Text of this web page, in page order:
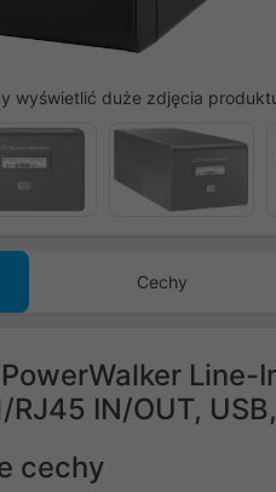
wyświetlić duże zdjęcia
Cechy
RJ45 IN/OUT,
cechy